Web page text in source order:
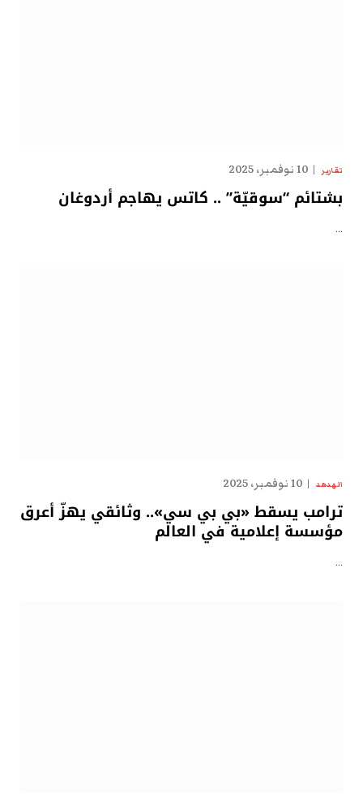
تقارير 10 نوفمبر، 2025
بشتائم “سوقيّة” .. كاتس يهاجم أردوغان
…
الهدهد 10 نوفمبر، 2025
ترامب يسقط «بي بي سي».. وثائقي يهزّ أعرق
مؤسسة إعلامية في العالم
…